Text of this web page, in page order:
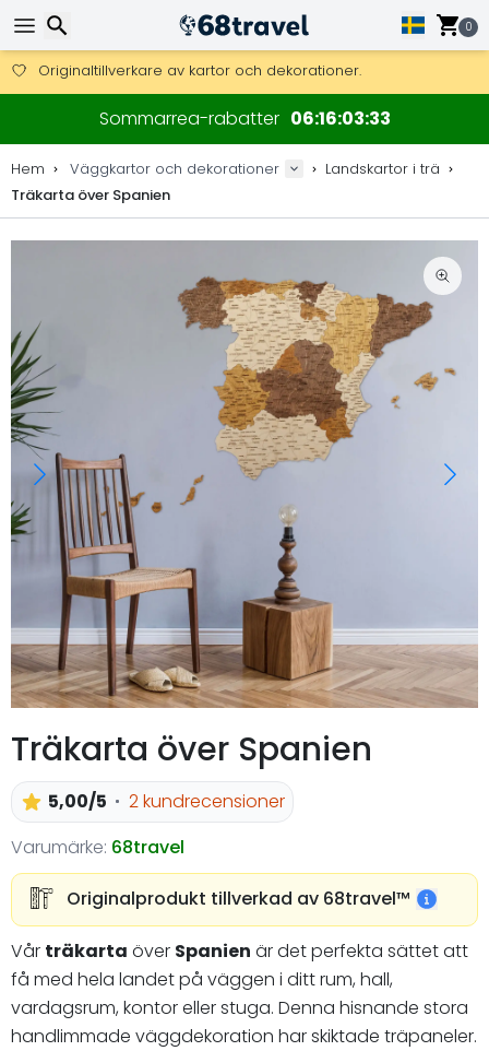
0
Få fri frakt på beställningar över 2 875 kr.
DHL Express över natten är också tillgängligt.
30 dagar för retur, 90 dagar för träkartor och dekorationer.
Sommarrea-rabatter 06160332
Hem Väggkartor och dekorationer
Landskartor i trä
Träkarta över Spanien
Träkarta över Spanien
5,00/5
2 kundrecensioner
Varumärke: 68travel
Originalprodukt tillverkad av 68travel™️
Vår träkarta över Spanien är det perfekta sättet att
få med hela landet på väggen i ditt rum, hall,
vardagsrum, kontor eller stuga. Denna hisnande stora
handlimmade väggdekoration har skiktade träpaneler.
Sök